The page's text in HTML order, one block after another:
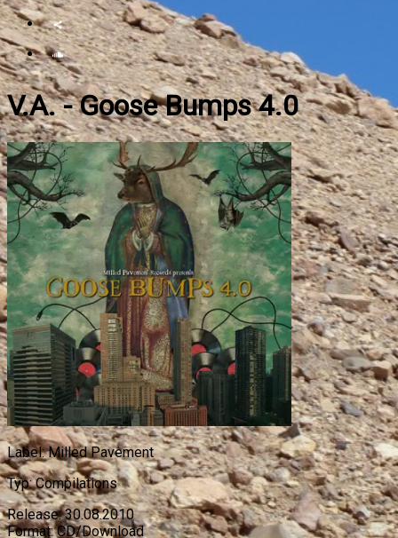
V.A.-Goose Bumps 4.0
Label: Milled Pavement
Typ: Compilations
Release: 30.08.2010
Format: CD/Download